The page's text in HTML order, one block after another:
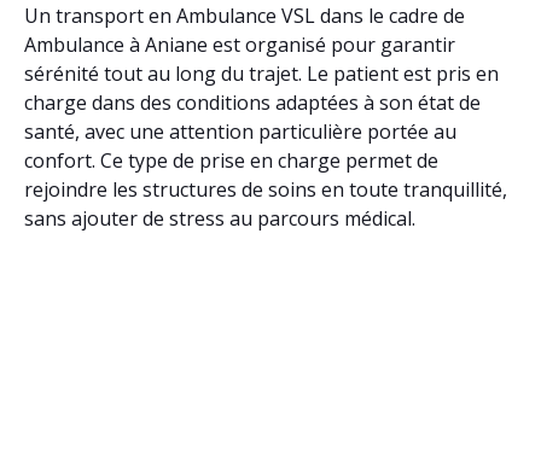
Un transport en Ambulance VSL dans le cadre de
Ambulance à Aniane est organisé pour garantir
sérénité tout au long du trajet. Le patient est pris en
charge dans des conditions adaptées à son état de
santé, avec une attention particulière portée au
confort. Ce type de prise en charge permet de
rejoindre les structures de soins en toute tranquillité,
sans ajouter de stress au parcours médical.